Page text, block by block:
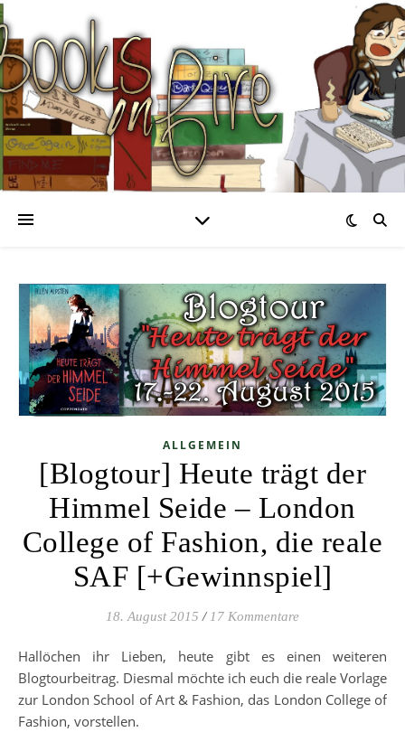
ALLGEMEIN
[Blogtour] Heute trägt der
Himmel Seide – London
College of Fashion, die reale
SAF [+Gewinnspiel]
18. August 2015 / 17 Kommentare
Hallöchen ihr Lieben, heute gibt es einen weiteren
Blogtourbeitrag. Diesmal möchte ich euch die reale Vorlage
zur London School of Art & Fashion, das London College of
Fashion, vorstellen.